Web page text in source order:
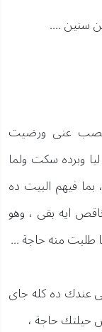
سنين ....
غصب عنى ورضيت
وبرده سكت ولما
بما فيهم البيت ده
ايه بقى ، وهو
طلبت منه حاجة ...
عندك ده كله جاى
حيلتك حاجة ،